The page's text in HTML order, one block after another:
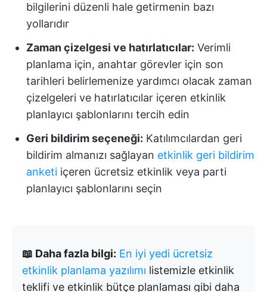
bilgilerini düzenli hale getirmenin bazı
yollarıdır
Zaman çizelgesi ve hatırlatıcılar: Verimli
planlama için, anahtar görevler için son
tarihleri belirlemenize yardımcı olacak zaman
çizelgeleri ve hatırlatıcılar içeren etkinlik
planlayıcı şablonlarını tercih edin
Geri bildirim seçeneği: Katılımcılardan geri
bildirim almanızı sağlayan etkinlik geri bildirim
anketi içeren ücretsiz etkinlik veya parti
planlayıcı şablonlarını seçin
📖 Daha fazla bilgi: En iyi yedi ücretsiz
etkinlik planlama yazılımı listemizle etkinlik
teklifi ve etkinlik bütçe planlaması gibi daha